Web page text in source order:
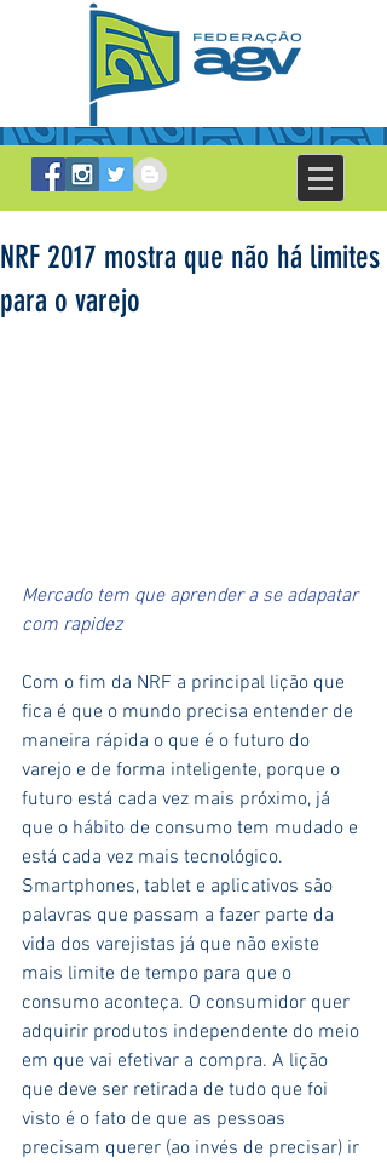
NRF 2017 mostra que não há limites
para o varejo
Mercado tem que aprender a se adapatar
com rapidez
Com o fim da NRF a principal lição que
fica é que o mundo precisa entender de
maneira rápida o que é o futuro do
varejo e de forma inteligente, porque o
futuro está cada vez mais próximo, já
que o hábito de consumo tem mudado e
está cada vez mais tecnológico.
Smartphones, tablet e aplicativos são
palavras que passam a fazer parte da
vida dos varejistas já que não existe
mais limite de tempo para que o
consumo aconteça. O consumidor quer
adquirir produtos independente do meio
em que vai efetivar a compra. A lição
que deve ser retirada de tudo que foi
visto é o fato de que as pessoas
precisam querer (ao invés de precisar) ir